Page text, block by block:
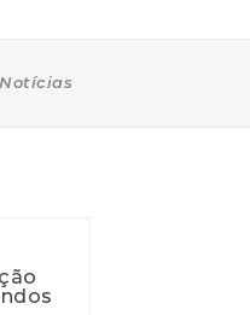
Notícias